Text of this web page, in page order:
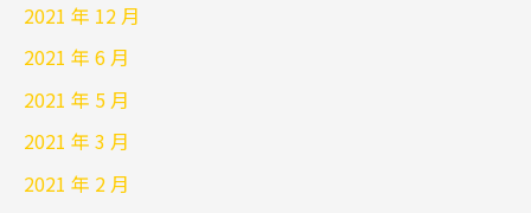
2021 年 12 月
2021 年 6 月
2021 年 5 月
2021 年 3 月
2021 年 2 月